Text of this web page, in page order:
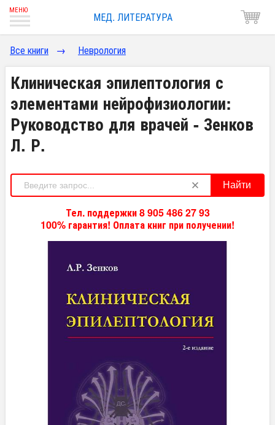
МЕД. ЛИТЕРАТУРА
Все книги → Неврология
Клиническая эпилептология с
элементами нейрофизиологии:
Руководство для врачей - Зенков
Л. Р.
Найти
Тел. поддержки 8 905 486 27 93
100% гарантия! Оплата книг при получении!